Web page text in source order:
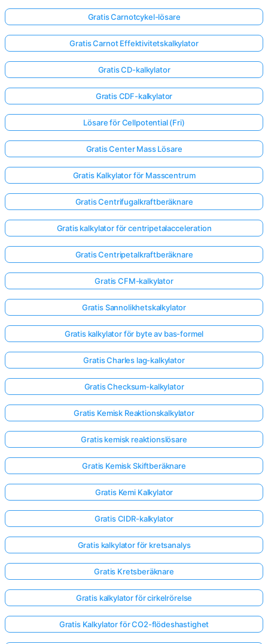
Gratis Carnotcykel-lösare
Gratis Carnot Effektivitetskalkylator
Gratis CD-kalkylator
Gratis CDF-kalkylator
Lösare för Cellpotential (Fri)
Gratis Center Mass Lösare
Gratis Kalkylator för Masscentrum
Gratis Centrifugalkraftberäknare
Gratis kalkylator för centripetalacceleration
Gratis Centripetalkraftberäknare
Gratis CFM-kalkylator
Gratis Sannolikhetskalkylator
Gratis kalkylator för byte av bas-formel
Gratis Charles lag-kalkylator
Gratis Checksum-kalkylator
Gratis Kemisk Reaktionskalkylator
Gratis kemisk reaktionslösare
Gratis Kemisk Skiftberäknare
Gratis Kemi Kalkylator
Gratis CIDR-kalkylator
Gratis kalkylator för kretsanalys
Gratis Kretsberäknare
Gratis kalkylator för cirkelrörelse
Gratis Kalkylator för CO2-flödeshastighet